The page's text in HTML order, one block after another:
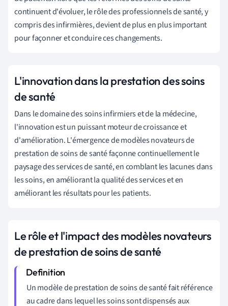
continuent d'évoluer, le rôle des professionnels de santé, y
compris des infirmières, devient de plus en plus important
pour façonner et conduire ces changements.
L'innovation dans la prestation des soins
de santé
Dans le domaine des soins infirmiers et de la médecine,
l'innovation est un puissant moteur de croissance et
d'amélioration. L'émergence de modèles novateurs de
prestation de soins de santé façonne continuellement le
paysage des services de santé, en comblant les lacunes dans
les soins, en améliorant la qualité des services et en
améliorant les résultats pour les patients.
Le rôle et l'impact des modèles novateurs
de prestation de soins de santé
Un modèle de prestation de soins de santé fait référence
au cadre dans lequel les soins sont dispensés aux